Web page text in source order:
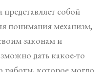
собой
понимания механизм,
законам и
дать какое-то